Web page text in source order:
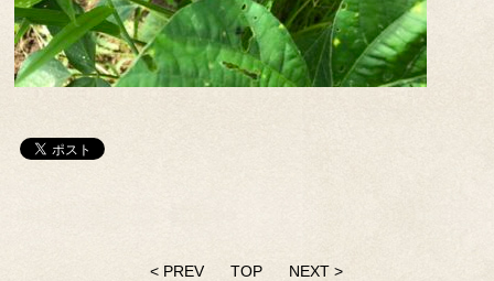
< PREV TOP NEXT >